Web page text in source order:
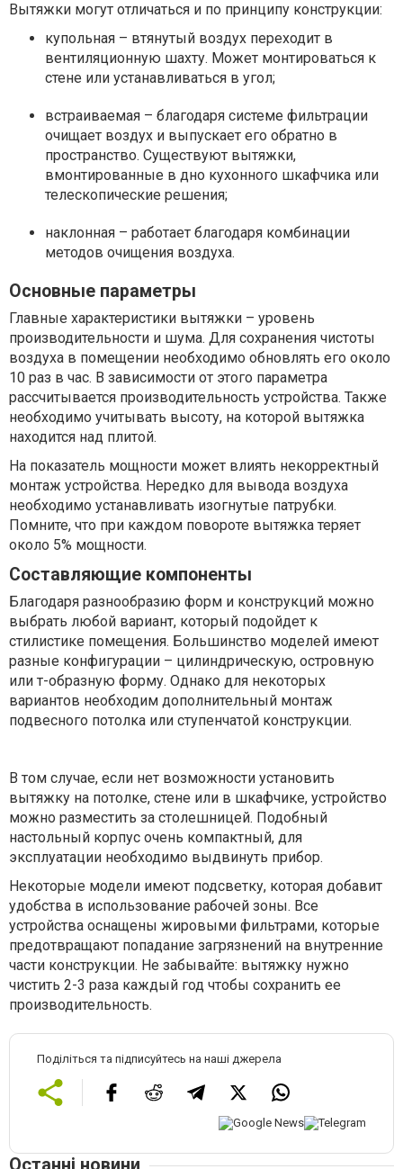
Вытяжки могут отличаться и по принципу конструкции:
купольная – втянутый воздух переходит в
вентиляционную шахту. Может монтироваться к
стене или устанавливаться в угол;
встраиваемая – благодаря системе фильтрации
очищает воздух и выпускает его обратно в
пространство. Существуют вытяжки,
вмонтированные в дно кухонного шкафчика или
телескопические решения;
наклонная – работает благодаря комбинации
методов очищения воздуха.
Основные параметры
Главные характеристики вытяжки – уровень
производительности и шума. Для сохранения чистоты
воздуха в помещении необходимо обновлять его около
10 раз в час. В зависимости от этого параметра
рассчитывается производительность устройства. Также
необходимо учитывать высоту, на которой вытяжка
находится над плитой.
На показатель мощности может влиять некорректный
монтаж устройства. Нередко для вывода воздуха
необходимо устанавливать изогнутые патрубки.
Помните, что при каждом повороте вытяжка теряет
около 5% мощности.
Составляющие компоненты
Благодаря разнообразию форм и конструкций можно
выбрать любой вариант, который подойдет к
стилистике помещения. Большинство моделей имеют
разные конфигурации – цилиндрическую, островную
или т-образную форму. Однако для некоторых
вариантов необходим дополнительный монтаж
подвесного потолка или ступенчатой конструкции.
В том случае, если нет возможности установить
вытяжку на потолке, стене или в шкафчике, устройство
можно разместить за столешницей. Подобный
настольный корпус очень компактный, для
эксплуатации необходимо выдвинуть прибор.
Некоторые модели имеют подсветку, которая добавит
удобства в использование рабочей зоны. Все
устройства оснащены жировыми фильтрами, которые
предотвращают попадание загрязнений на внутренние
части конструкции. Не забывайте: вытяжку нужно
чистить 2-3 раза каждый год чтобы сохранить ее
производительность.
Поділіться та підписуйтесь на наші джерела
Останні новини